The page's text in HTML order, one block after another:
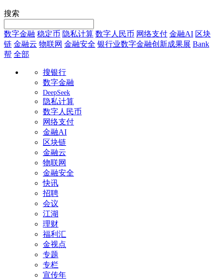
搜索
数字金融 稳定币 隐私计算 数字人民币 网络支付 金融AI 区块
链 金融云 物联网 金融安全 银行业数字金融创新成果展 Bank
帮 全部
搜银行
数字金融
DeepSeek
隐私计算
数字人民币
网络支付
金融AI
区块链
金融云
物联网
金融安全
快讯
招聘
会议
江湖
理财
福利汇
金视点
专题
专栏
宣传年